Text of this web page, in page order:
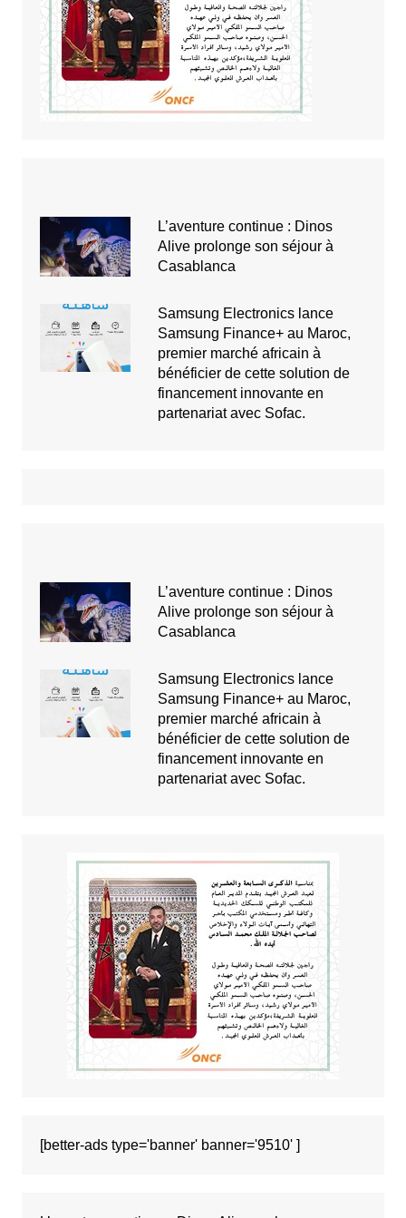
L’aventure continue : Dinos
Alive prolonge son séjour à
Casablanca
Samsung Electronics lance
Samsung Finance+ au Maroc,
premier marché africain à
bénéficier de cette solution de
financement innovante en
partenariat avec Sofac.
L’aventure continue : Dinos
Alive prolonge son séjour à
Casablanca
Samsung Electronics lance
Samsung Finance+ au Maroc,
premier marché africain à
bénéficier de cette solution de
financement innovante en
partenariat avec Sofac.
[better-ads type='banner' banner='9510' ]